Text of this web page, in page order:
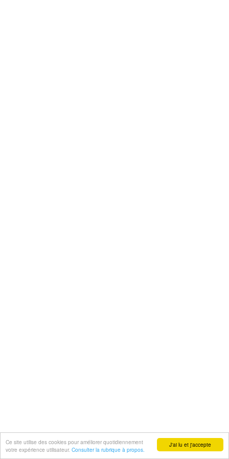
J'ai lu et j'accepte
Ce site utilise des cookies pour améliorer quotidiennement
votre expérience utilisateur. Consulter la rubrique à propos.